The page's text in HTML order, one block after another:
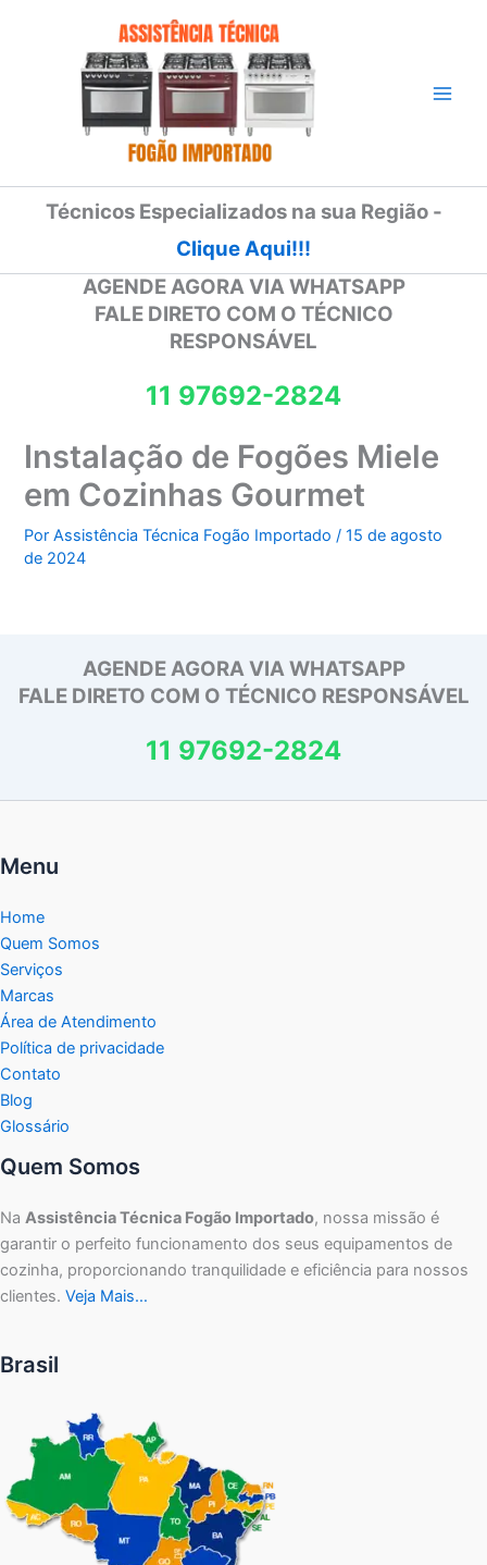
Técnicos Especializados na sua Região -
Clique Aqui!!!
AGENDE AGORA VIA WHATSAPP
FALE DIRETO COM O TÉCNICO
RESPONSÁVEL
11 97692-2824
Instalação de Fogões Miele
em Cozinhas Gourmet
PorAssistência Técnica Fogão Importado/15 de agosto
de 2024
AGENDE AGORA VIA WHATSAPP
FALE DIRETO COM O TÉCNICO RESPONSÁVEL
11 97692-2824
Menu
Home
Quem Somos
Serviços
Marcas
Área de Atendimento
Política de privacidade
Contato
Blog
Glossário
Quem Somos
Na Assistência Técnica Fogão Importado, nossa missão é
garantir o perfeito funcionamento dos seus equipamentos de
cozinha, proporcionando tranquilidade e eficiência para nossos
clientes. Veja Mais…
Brasil